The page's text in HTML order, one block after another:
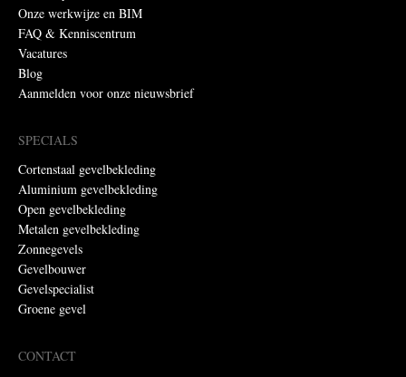
Onze werkwijze en BIM
FAQ & Kenniscentrum
Vacatures
Blog
Aanmelden voor onze nieuwsbrief
SPECIALS
Cortenstaal gevelbekleding
Aluminium gevelbekleding
Open gevelbekleding
Metalen gevelbekleding
Zonnegevels
Gevelbouwer
Gevelspecialist
Groene gevel
CONTACT